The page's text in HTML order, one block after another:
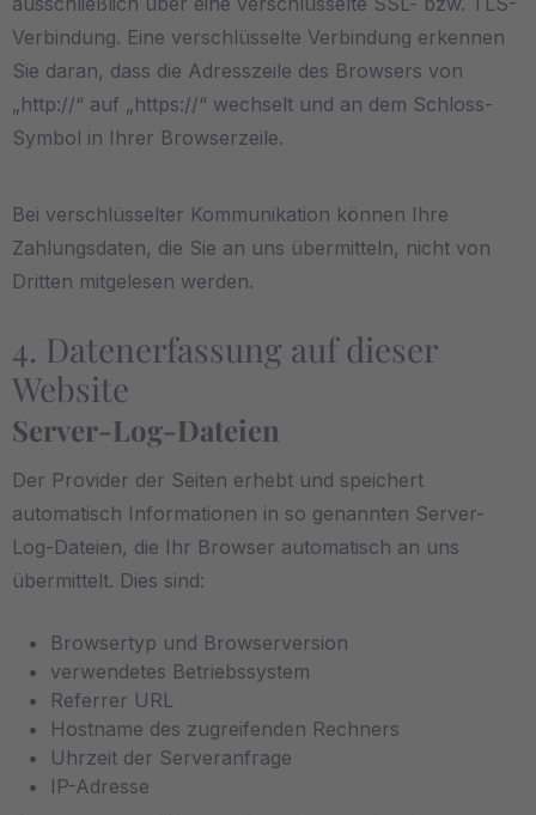
Verbindung. Eine verschlüsselte Verbindung erkennen
Sie daran, dass die Adresszeile des Browsers von
„http://“ auf „https://“ wechselt und an dem Schloss-
Symbol in Ihrer Browserzeile.
Bei verschlüsselter Kommunikation können Ihre
Zahlungsdaten, die Sie an uns übermitteln, nicht von
Dritten mitgelesen werden.
4. Datenerfassung auf dieser
Website
Server-Log-Dateien
Der Provider der Seiten erhebt und speichert
automatisch Informationen in so genannten Server-
Log-Dateien, die Ihr Browser automatisch an uns
übermittelt. Dies sind:
Browsertyp und Browserversion
verwendetes Betriebssystem
Referrer URL
Hostname des zugreifenden Rechners
Uhrzeit der Serveranfrage
IP-Adresse